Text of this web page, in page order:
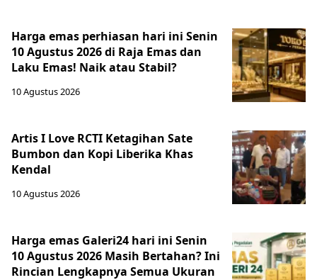
Harga emas perhiasan hari ini Senin
10 Agustus 2026 di Raja Emas dan
Laku Emas! Naik atau Stabil?
10 Agustus 2026
Artis I Love RCTI Ketagihan Sate
Bumbon dan Kopi Liberika Khas
Kendal
10 Agustus 2026
Harga emas Galeri24 hari ini Senin
10 Agustus 2026 Masih Bertahan? Ini
Rincian Lengkapnya Semua Ukuran